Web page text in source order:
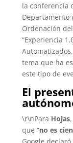
la conferencia
Departamento
Ordenación
“Experiencia
tema que ha
este tipo de
El
\r\nPara Hojas
que “no es
Google